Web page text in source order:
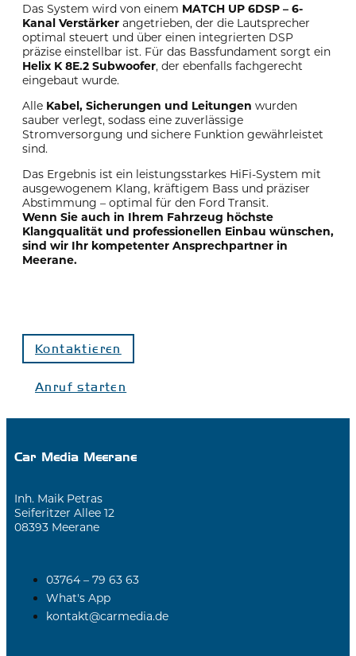
Das System wird von einem MATCH UP 6DSP – 6-
Kanal Verstärker angetrieben, der die Lautsprecher
optimal steuert und über einen integrierten DSP
präzise einstellbar ist. Für das Bassfundament sorgt ein
Helix K 8E.2 Subwoofer, der ebenfalls fachgerecht
eingebaut wurde.
Alle Kabel, Sicherungen und Leitungen wurden
sauber verlegt, sodass eine zuverlässige
Stromversorgung und sichere Funktion gewährleistet
sind.
Das Ergebnis ist ein leistungsstarkes HiFi-System mit
ausgewogenem Klang, kräftigem Bass und präziser
Abstimmung – optimal für den Ford Transit.
Wenn Sie auch in Ihrem Fahrzeug höchste
Klangqualität und professionellen Einbau wünschen,
sind wir Ihr kompetenter Ansprechpartner in
Meerane.
Kontaktieren
Anruf starten
Car Media Meerane
Inh. Maik Petras
Seiferitzer Allee 12
08393 Meerane
03764 – 79 63 63
What's App
kontakt@carmedia.de